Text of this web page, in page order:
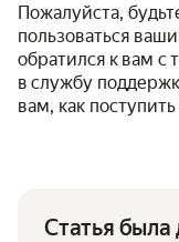
Пожалуйста,
пользоваться
обратился к вам с
в службу
вам, как
Статья была